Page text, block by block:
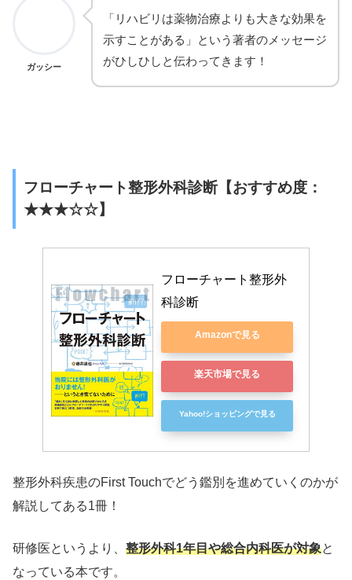
ガッシー
「リハビリは薬物治療よりも大きな効果を
示すことがある」という著者のメッセージ
がひしひしと伝わってきます！
フローチャート整形外科診断【おすすめ度：
★★★☆☆】
フローチャート整形外
科診断
Amazonで見る
楽天市場で見る
Yahoo!ショッピングで見る
整形外科疾患のFirst Touchでどう鑑別を進めていくのかが
解説してある1冊！
研修医というより、 整形外科1年目や総合内科医が対象と
なっている本です。